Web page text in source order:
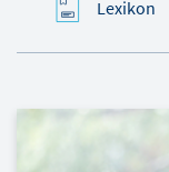
Lexikon